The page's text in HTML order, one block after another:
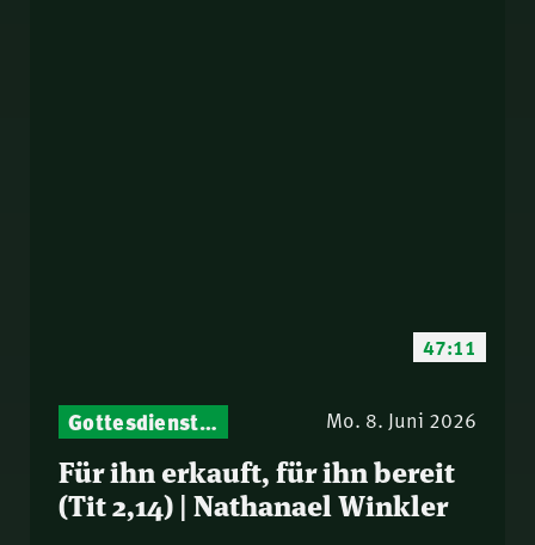
47:11
Gottesdienst-Botschaften – Jeden Sonntag neu: Aktuelle Predigten vom Mitternachtsruf Mo. 8. Juni 2026
Für ihn erkauft, für ihn bereit
(Tit 2,14) | Nathanael Winkler